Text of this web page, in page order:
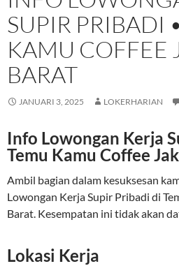
SUPIR PRIBADI
KAMU COFFEE
BARAT
JANUARI 3, 2025 LOKERHARIAN
Info Lowongan Kerja
Temu Kamu Coffee
Ambil bagian dalam kesuksesan
Lowongan Kerja Supir Pribadi di
Barat. Kesempatan ini tidak akan
Lokasi Kerja